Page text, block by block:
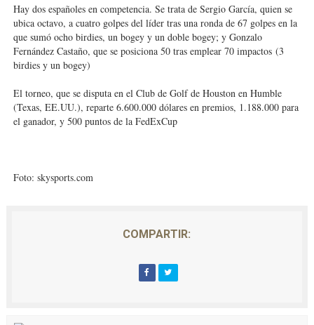
Hay dos españoles en competencia. Se trata de Sergio García, quien se
ubica octavo, a cuatro golpes del líder tras una ronda de 67 golpes en la
que sumó ocho birdies, un bogey y un doble bogey; y Gonzalo
Fernández Castaño, que se posiciona 50 tras emplear 70 impactos(3
birdies y un bogey)
El torneo, que se disputa en el Club de Golf de Houston en Humble
(Texas, EE.UU.), reparte 6.600.000 dólares en premios, 1.188.000 para
el ganador, y 500 puntos de la FedExCup
Foto: skysports.com
COMPARTIR: